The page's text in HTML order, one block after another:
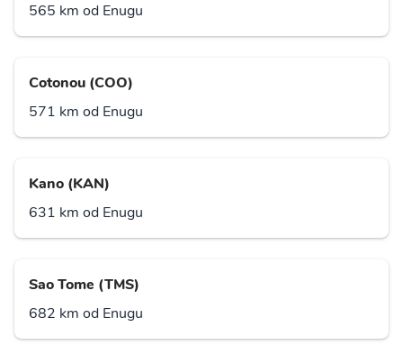
565 km od Enugu
Cotonou (COO)
571 km od Enugu
Kano (KAN)
631 km od Enugu
Sao Tome (TMS)
682 km od Enugu